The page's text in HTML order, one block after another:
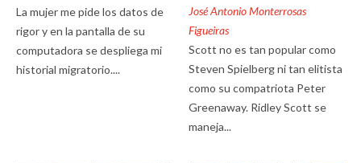
La mujer me pide los datos de
rigor y en la pantalla de su
computadora se despliega mi
historial migratorio....
José Antonio Monterrosas
Figueiras
Scott no es tan popular como
Steven Spielberg ni tan elitista
como su compatriota Peter
Greenaway. Ridley Scott se
maneja...